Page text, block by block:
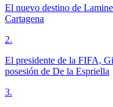
El nuevo destino de
Cartagena
2.
El presidente de la FIFA,
posesión de De la Espriella
3.